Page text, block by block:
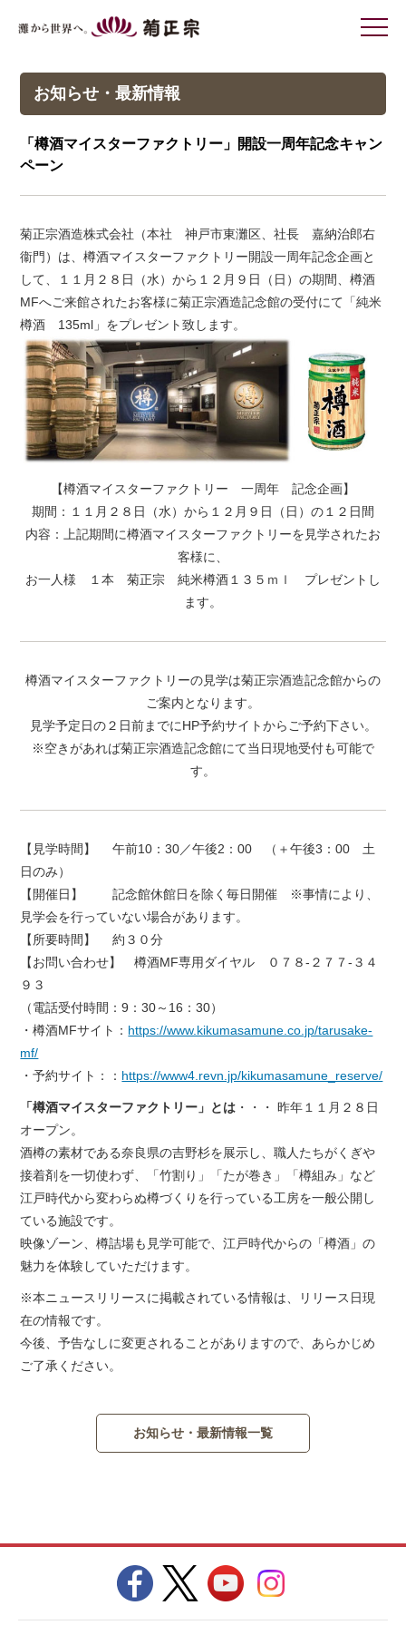
お知らせ・最新情報
「樽酒マイスターファクトリー」開設一周年記念キャン
ペーン
菊正宗酒造株式会社（本社 神戸市東灘区、社長 嘉納治郎右
衞門）は、樽酒マイスターファクトリー開設一周年記念企画と
して、１１月２８日（水）から１２月９日（日）の期間、樽酒
MFへご来館されたお客様に菊正宗酒造記念館の受付にて「純米
樽酒 135ml」をプレゼント致します。
【樽酒マイスターファクトリー 一周年 記念企画】
期間：１１月２８日（水）から１２月９日（日）の１２日間
内容：上記期間に樽酒マイスターファクトリーを見学されたお
客様に、
お一人様 １本 菊正宗 純米樽酒１３５ｍｌ プレゼントし
ます。
樽酒マイスターファクトリーの見学は菊正宗酒造記念館からの
ご案内となります。
見学予定日の２日前までにHP予約サイトからご予約下さい。
※空きがあれば菊正宗酒造記念館にて当日現地受付も可能で
す。
【見学時間】 午前10：30／午後2：00 （＋午後3：00 土
日のみ）
【開催日】 記念館休館日を除く毎日開催 ※事情により、
見学会を行っていない場合があります。
【所要時間】 約３０分
【お問い合わせ】 樽酒MF専用ダイヤル ０７８-２７７-３４
９３
（電話受付時間：9：30～16：30）
・樽酒MFサイト： https://www.kikumasamune.co.jp/tarusake-
mf/
・予約サイト：： https://www4.revn.jp/kikumasamune_reserve/
「樽酒マイスターファクトリー」とは ・・・ 昨年１１月２８日
オープン。
酒樽の素材である奈良県の吉野杉を展示し、職人たちがくぎや
接着剤を一切使わず、「竹割り」「たが巻き」「樽組み」など
江戸時代から変わらぬ樽づくりを行っている工房を一般公開し
ている施設です。
映像ゾーン、樽詰場も見学可能で、江戸時代からの「樽酒」の
魅力を体験していただけます。
※本ニュースリリースに掲載されている情報は、リリース日現
在の情報です。
今後、予告なしに変更されることがありますので、あらかじめ
ご了承ください。
お知らせ・最新情報一覧